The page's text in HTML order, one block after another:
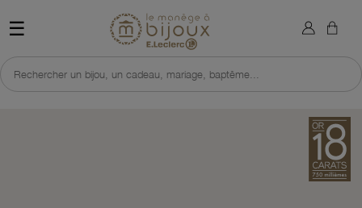
☰ Retour à l'accueil du site
Rechercher un bijou, un cadeau, mariage, baptême...
×